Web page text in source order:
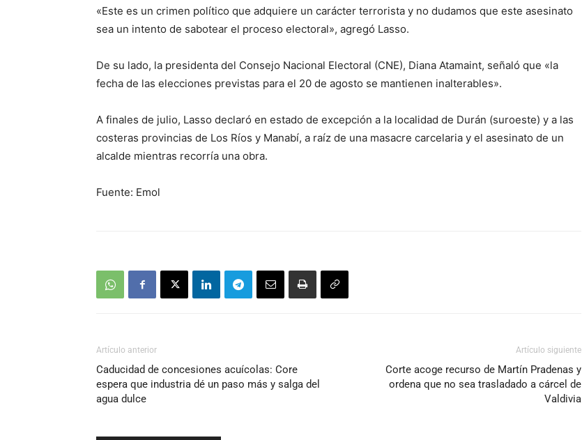
«Este es un crimen político que adquiere un carácter terrorista y no dudamos que este asesinato
sea un intento de sabotear el proceso electoral», agregó Lasso.
De su lado, la presidenta del Consejo Nacional Electoral (CNE), Diana Atamaint, señaló que «la
fecha de las elecciones previstas para el 20 de agosto se mantienen inalterables».
A finales de julio, Lasso declaró en estado de excepción a la localidad de Durán (suroeste) y a las
costeras provincias de Los Ríos y Manabí, a raíz de una masacre carcelaria y el asesinato de un
alcalde mientras recorría una obra.
Fuente: Emol
Artículo anterior
Caducidad de concesiones acuícolas: Core
espera que industria dé un paso más y salga del
agua dulce
Artículo siguiente
Corte acoge recurso de Martín Pradenas y
ordena que no sea trasladado a cárcel de
Valdivia